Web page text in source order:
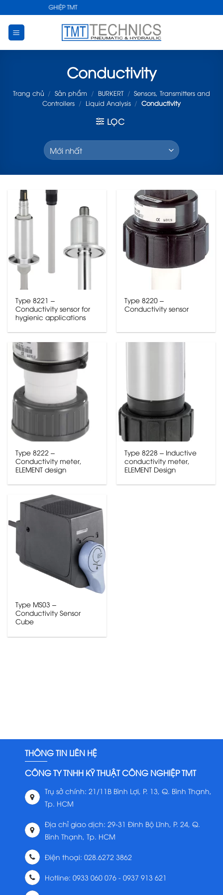
to
content
CÔNG NGHIỆP TMT
Conductivity
Trang chủ / Sản phẩm / BURKERT / Sensors, Transmitters and
Controllers / Liquid Analysis / Conductivity
LỌC
Type 8221 –
Conductivity sensor for
hygienic applications
Type 8220 –
Conductivity sensor
Type 8222 –
Conductivity meter,
ELEMENT design
Type 8228 – Inductive
conductivity meter,
ELEMENT Design
Type MS03 –
Conductivity Sensor
Cube
THÔNG TIN LIÊN HỆ
CÔNG TY TNHH KỸ THUẬT CÔNG NGHIỆP TMT
Trụ sở chính: 21/11B Bình Lợi, P. 13, Q. Bình Thạnh,
Tp. HCM
Địa chỉ giao dịch: 29-31 Đinh Bộ Lĩnh, P. 24, Q.
Bình Thạnh, Tp. HCM
Điện thoại: 028.6272 3862
Hotline: 0933 060 076 - 0937 913 621